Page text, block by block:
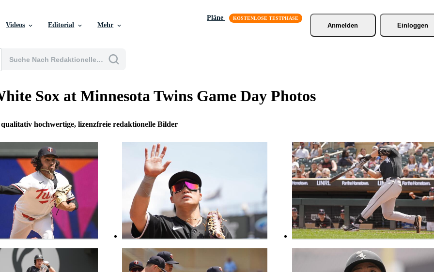
Videos Editorial Mehr
Pläne
Anmelden
Einloggen
Sox at Minnesota Twins Game Day Photos
qualitativ hochwertige, lizenzfreie redaktionelle Bilder